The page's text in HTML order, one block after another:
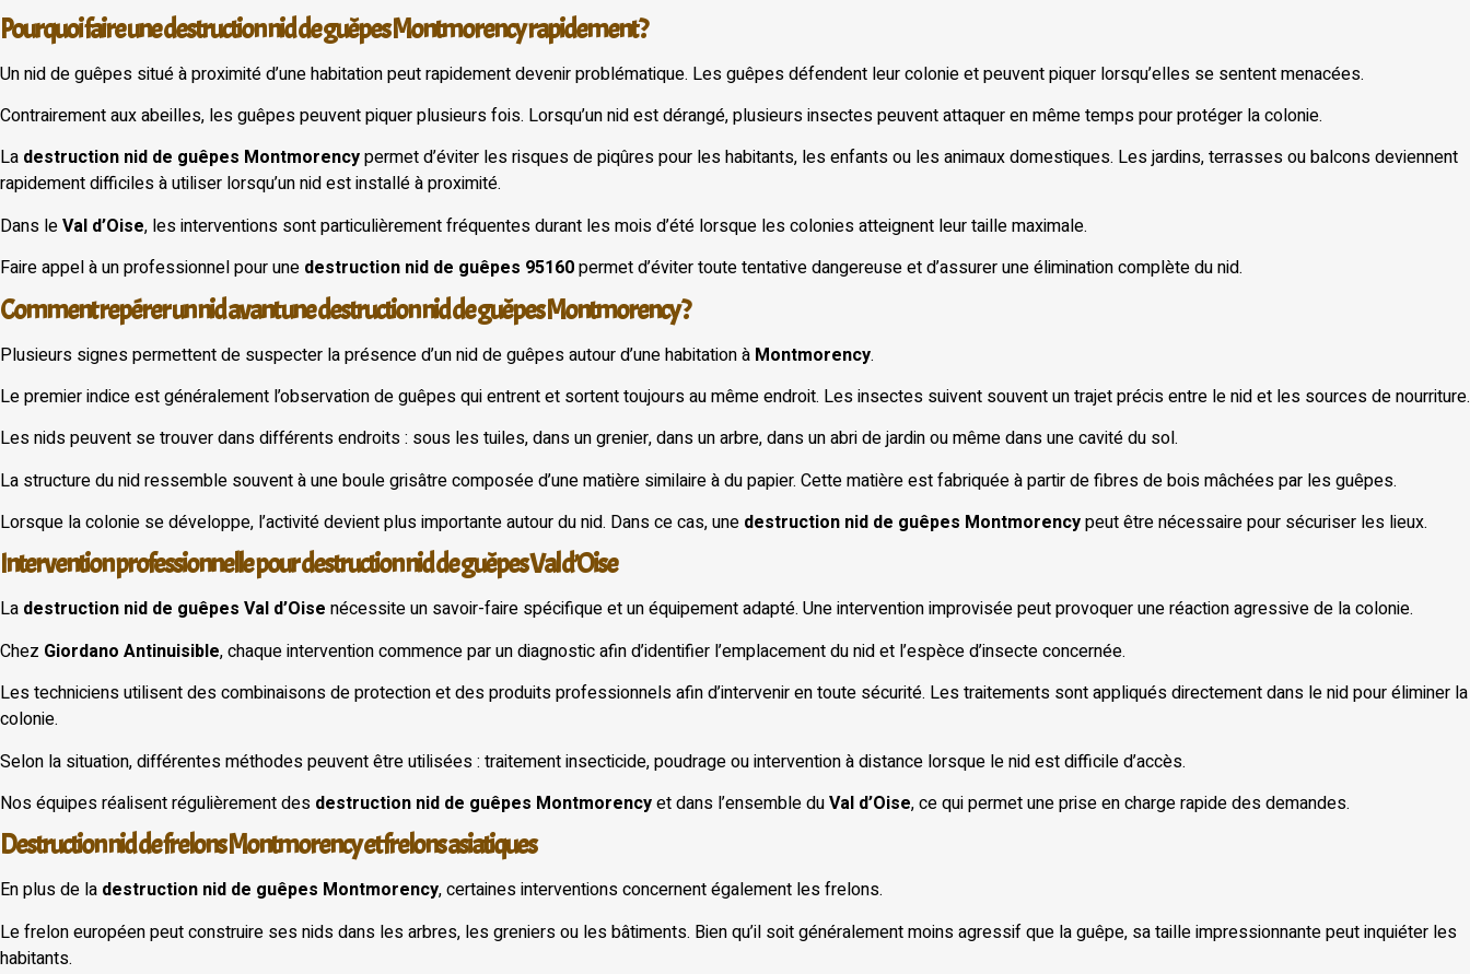
Pourquoi faire une destruction nid de guêpes Montmorency rapidement ?
Un nid de guêpes situé à proximité d’une habitation peut rapidement devenir problématique. Les guêpes défendent leur colonie et peuvent piquer lorsqu’elles se sentent menacées.
Contrairement aux abeilles, les guêpes peuvent piquer plusieurs fois. Lorsqu’un nid est dérangé, plusieurs insectes peuvent attaquer en même temps pour protéger la colonie.
La destruction nid de guêpes Montmorencypermet d’éviter les risques de piqûres pour les habitants, les enfants ou les animaux domestiques. Les jardins, terrasses ou balcons deviennent
rapidement difficiles à utiliser lorsqu’un nid est installé à proximité.
Dans leVal d’Oise, les interventions sont particulièrement fréquentes durant les mois d’été lorsque les colonies atteignent leur taille maximale.
Faire appel à un professionnel pour une destruction nid de guêpes 95160permet d’éviter toute tentative dangereuse et d’assurer une élimination complète du nid.
Comment repérer un nid avant une destruction nid de guêpes Montmorency ?
Plusieurs signes permettent de suspecter la présence d’un nid de guêpes autour d’une habitation à Montmorency.
Le premier indice est généralement l’observation de guêpes qui entrent et sortent toujours au même endroit. Les insectes suivent souvent un trajet précis entre le nid et les sources de nourriture.
Les nids peuvent se trouver dans différents endroits : sous les tuiles, dans un grenier, dans un arbre, dans un abri de jardin ou même dans une cavité du sol.
La structure du nid ressemble souvent à une boule grisâtre composée d’une matière similaire à du papier. Cette matière est fabriquée à partir de fibres de bois mâchées par les guêpes.
Lorsque la colonie se développe, l’activité devient plus importante autour du nid. Dans ce cas, une destruction nid de guêpes Montmorencypeut être nécessaire pour sécuriser les lieux.
Intervention professionnelle pour destruction nid de guêpes Val d’Oise
La destruction nid de guêpes Val d’Oise nécessite un savoir-faire spécifique et un équipement adapté. Une intervention improvisée peut provoquer une réaction agressive de la colonie.
Chez Giordano Antinuisible, chaque intervention commence par un diagnostic afin d’identifier l’emplacement du nid et l’espèce d’insecte concernée.
Les techniciens utilisent des combinaisons de protection et des produits professionnels afin d’intervenir en toute sécurité. Les traitements sont appliqués directement dans le nid pour éliminer la
colonie.
Selon la situation, différentes méthodes peuvent être utilisées : traitement insecticide, poudrage ou intervention à distance lorsque le nid est difficile d’accès.
Nos équipes réalisent régulièrement des destruction nid de guêpes Montmorencyet dans l’ensemble duVal d’Oise, ce qui permet une prise en charge rapide des demandes.
Destruction nid de frelons Montmorency et frelons asiatiques
En plus de la destruction nid de guêpes Montmorency, certaines interventions concernent également les frelons.
Le frelon européen peut construire ses nids dans les arbres, les greniers ou les bâtiments. Bien qu’il soit généralement moins agressif que la guêpe, sa taille impressionnante peut inquiéter les
habitants.